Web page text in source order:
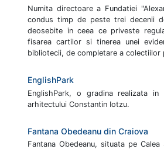
Numita directoare a Fundatiei
condus timp de peste trei decenii
deosebite in ceea ce priveste
fisarea cartilor si tinerea unei
bibliotecii, de completare a
EnglishPark
EnglishPark, o gradina realizata
arhitectului Constantin Iotzu.
Fantana Obedeanu din Craiova
Fantana Obedeanu, situata pe